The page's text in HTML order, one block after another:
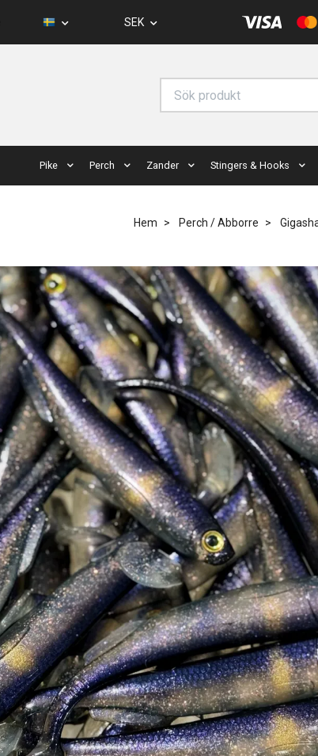
SEK
Pike Perch Zander Stingers & Hooks
Hem Perch / Abborre